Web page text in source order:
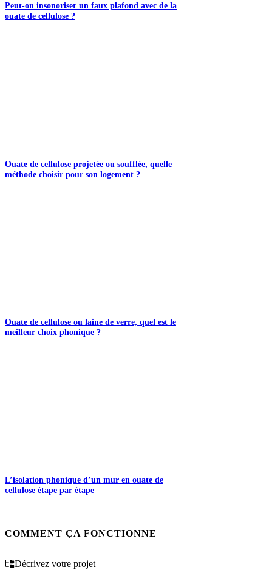
Peut-on insonoriser un faux plafond avec de la
ouate de cellulose ?
Ouate de cellulose projetée ou soufflée, quelle
méthode choisir pour son logement ?
Ouate de cellulose ou laine de verre, quel est le
meilleur choix phonique ?
L’isolation phonique d’un mur en ouate de
cellulose étape par étape
COMMENT ÇA FONCTIONNE
Décrivez votre projet